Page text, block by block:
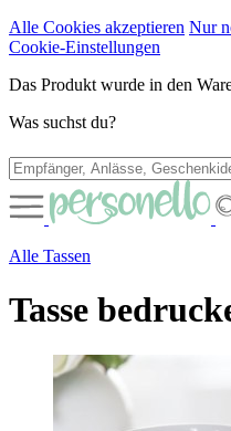
Alle Cookies akzeptieren Nur
Cookie-Einstellungen
Das Produkt wurde in den
Was suchst du?
Alle Tassen
Tasse